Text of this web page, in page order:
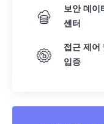
보안 데이
센터
접근 제어
입증